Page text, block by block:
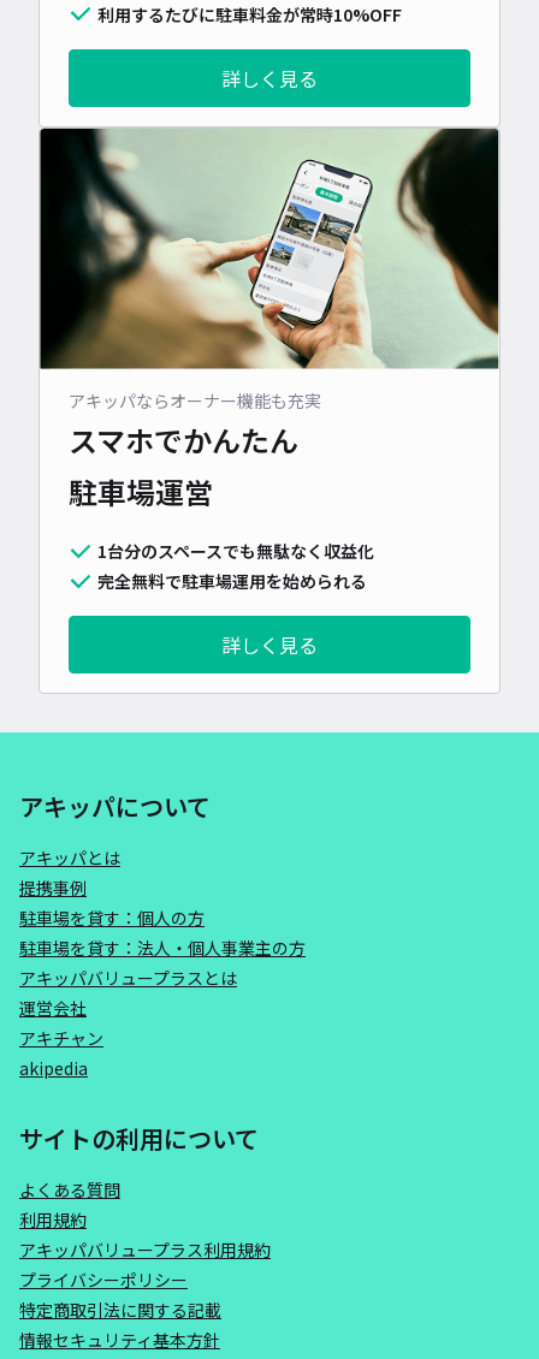
利用するたびに駐車料金が常時10%OFF
詳しく見る
アキッパならオーナー機能も充実
スマホでかんたん
駐車場運営
1台分のスペースでも無駄なく収益化
完全無料で駐車場運用を始められる
詳しく見る
アキッパについて
アキッパとは
提携事例
駐車場を貸す：個人の方
駐車場を貸す：法人・個人事業主の方
アキッパバリュープラスとは
運営会社
アキチャン
akipedia
サイトの利用について
よくある質問
利用規約
アキッパバリュープラス利用規約
プライバシーポリシー
特定商取引法に関する記載
情報セキュリティ基本方針